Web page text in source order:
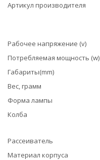
Артикул производителя
Рабочее напряжение (v)
Потребляемая мощность (w)
Габариты(mm)
Вес, грамм
Форма лампы
Колба
Рассеиватель
Материал корпуса